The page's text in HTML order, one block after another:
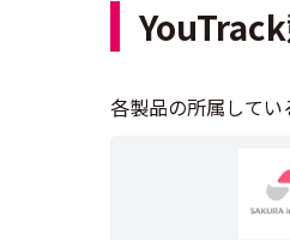
各製品の所属して